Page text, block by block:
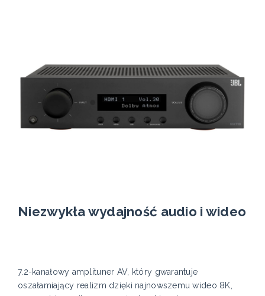
Niezwykła wydajność audio i wideo
7.2-kanałowy amplituner AV, który gwarantuje
oszałamiający realizm dzięki najnowszemu wideo 8K,